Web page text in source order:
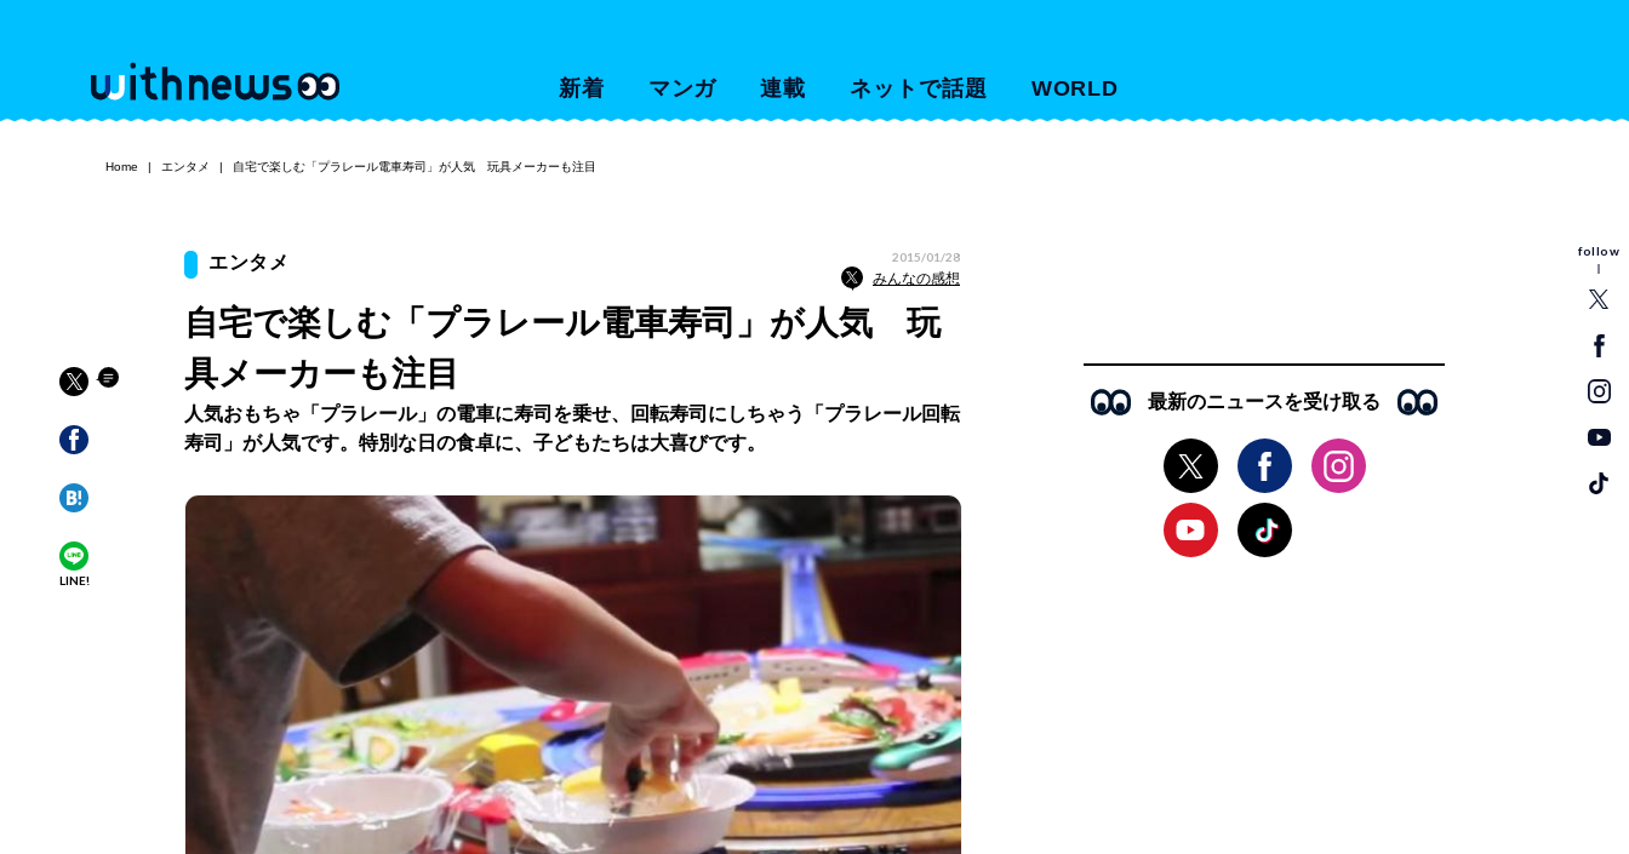
新着 マンガ 連載 ネットで話題 WORLD
follow
Home エンタメ 自宅で楽しむ「プラレール電車寿司」が人気 玩具メーカーも注目
LINE!
エンタメ 2015/01/28
みんなの感想
自宅で楽しむ「プラレール電車寿司」が人気 玩
具メーカーも注目
人気おもちゃ「プラレール」の電車に寿司を乗せ、回転寿司にしちゃう「プラレール回転
寿司」が人気です。特別な日の食卓に、子どもたちは大喜びです。
最新のニュースを受け取る